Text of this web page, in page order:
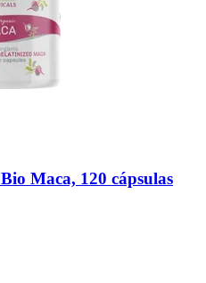
Bio Maca, 120 cápsulas